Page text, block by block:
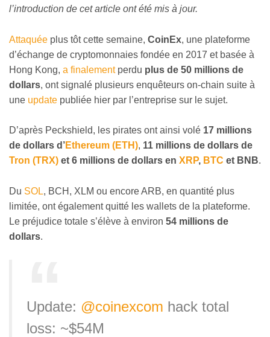
l’introduction de cet article ont été mis à jour.
Attaquée plus tôt cette semaine, CoinEx, une plateforme
d’échange de cryptomonnaies fondée en 2017 et basée à
Hong Kong, a finalementperdu plus de 50 millions de
dollars, ont signalé plusieurs enquêteurs on-chain suite à
une update publiée hier par l’entreprise sur le sujet.
D’après Peckshield, les pirates ont ainsi volé 17 millions
de dollars d’Ethereum (ETH), 11 millions de dollars de
Tron (TRX) et 6 millions de dollars en XRP, BTC et BNB.
Du SOL, BCH, XLM ou encore ARB, en quantité plus
limitée, ont également quitté les wallets de la plateforme.
Le préjudice totale s’élève à environ 54 millions de
dollars.
Update: @coinexcom hack total
loss: ~$54M